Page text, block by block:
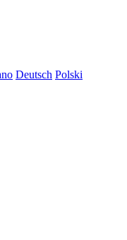
Deutsch Polski